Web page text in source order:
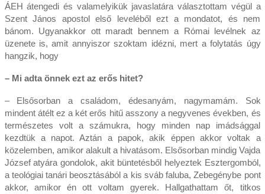
ÁEH átengedi és valamelyikük javaslatára választottam végül a
Szent János apostol első leveléből ezt a mondatot, és nem
bánom. Ugyanakkor ott maradt bennem a Római levélnek az
üzenete is, amit annyiszor szoktam idézni, mert a folytatás úgy
hangzik, hogy
– Mi adta önnek ezt az erős hitet?
– Elsősorban a családom, édesanyám, nagymamám. Sok
mindent átélt ez a két erős hitű asszony a negyvenes években, és
természetes volt a számukra, hogy minden nap imádsággal
kezdtük a napot. Aztán a papok, akik éppen akkor voltak a
közelemben, amikor alakult a hivatásom. Elsősorban mindig Vajda
József atyára gondolok, akit büntetésből helyeztek Esztergomból,
a teológiai tanári beosztásából a kis sváb faluba, Zebegénybe pont
akkor, amikor én ott voltam gyerek. Hallgathattam őt, titkos